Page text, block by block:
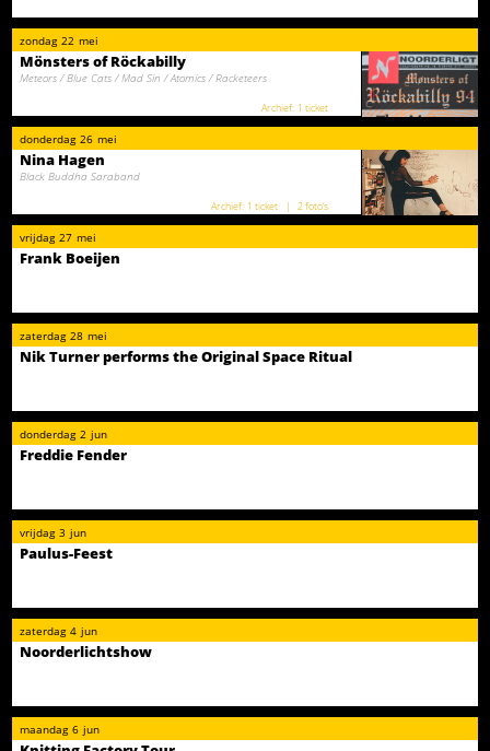
zondag 22 mei
Mönsters of Röckabilly
Meteors / Blue Cats / Mad Sin / Atomics / Racketeers
1 ticket
donderdag 26 mei
Nina Hagen
Black Buddha Saraband
1 ticket 2 foto‘s
vrijdag 27 mei
Frank Boeijen
zaterdag 28 mei
Nik Turner performs the Original Space Ritual
donderdag 2 jun
Freddie Fender
vrijdag 3 jun
Paulus-Feest
zaterdag 4 jun
Noorderlichtshow
maandag 6 jun